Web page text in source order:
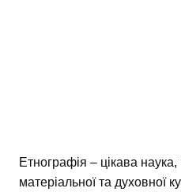
Етнографія – цікава
матеріальної та духовної